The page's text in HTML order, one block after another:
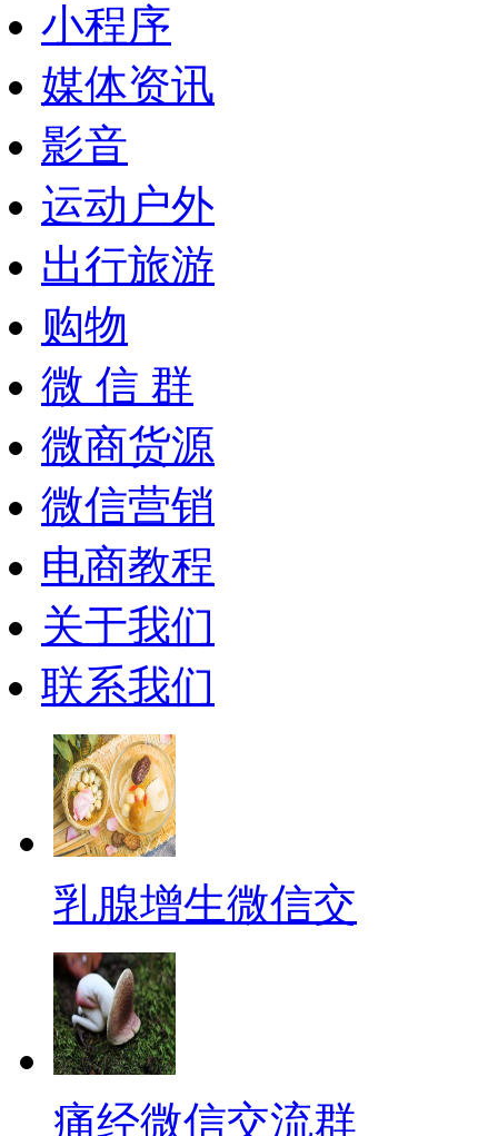
小程序
媒体资讯
影音
运动户外
出行旅游
购物
微 信 群
微商货源
微信营销
电商教程
关于我们
联系我们
乳腺增生微信交
痛经微信交流群